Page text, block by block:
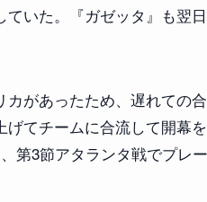
いた。『ガゼッタ』も翌
があったため、遅れての
てチームに合流して開幕を
第3節アタランタ戦でプレ